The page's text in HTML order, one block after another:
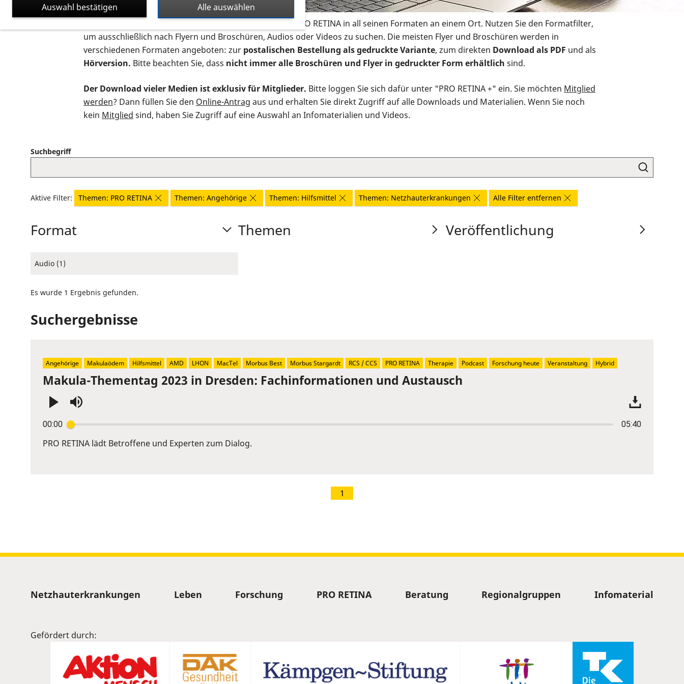
Auf dieser Seite finden Sie sämtliches Infomaterial der PRO RETINA in all seinen Formaten an einem Ort. Nutzen Sie den Formatfilter,
um ausschließlich nach Flyern und Broschüren, Audios oder Videos zu suchen. Die meisten Flyer und Broschüren werden in
verschiedenen Formaten angeboten: zur postalischen Bestellung als gedruckte Variante, zum direkten Download als PDF und als
Hörversion. Bitte beachten Sie, dass nicht immer alle Broschüren und Flyer in gedruckter Form erhältlich sind.
Der Download vieler Medien ist exklusiv für Mitglieder. Bitte loggen Sie sich dafür unter "PRO RETINA +" ein. Sie möchten Mitglied
werden? Dann füllen Sie den Online-Antrag aus und erhalten Sie direkt Zugriff auf alle Downloads und Materialien. Wenn Sie noch
kein Mitglied sind, haben Sie Zugriff auf eine Auswahl an Infomaterialien und Videos.
Suchbegriff
Aktive Filter: Themen: PRO RETINA Themen: Angehörige Themen: Hilfsmittel Themen: Netzhauterkrankungen Alle Filter entfernen
Format
Audio (1)
Themen Veröffentlichung
Es wurde 1 Ergebnis gefunden.
Suchergebnisse
Makula-Thementag 2023 in Dresden: Fachinformationen und Austausch
00:00 05:40
Enter
or
PRO RETINA lädt Betroffene und Experten zum Dialog.
Angehörige Makulaödem Hilfsmittel AMD LHON MacTel Morbus Best Morbus Stargardt RCS / CCS PRO RETINA Therapie Podcast Forschung heute Veranstaltung Hybrid
1
Sitemap
Netzhauterkrankungen Leben Forschung PRO RETINA Beratung Regionalgruppen Infomaterial
Gefördert durch:
Alle auswählen
Auswahl bestätigen